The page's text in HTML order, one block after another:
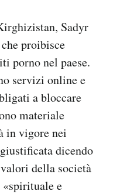
Sadyr
proibisce
porno nel paese.
servizi online e
a bloccare
materiale
in vigore nei
dicendo
della società
«spirituale e